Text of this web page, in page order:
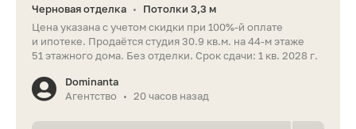
Черновая отделка •
Потолки 3,3 м
Цена указана с учетом скидки при 100%-й оплате
и ипотеке. Продаётся студия 30.9 кв.м. на 44-м этаже
51 этажного дома. Без отделки. Срок сдачи: 1 кв. 2028 г.
Dominanta
Агентство
• 20 часов назад